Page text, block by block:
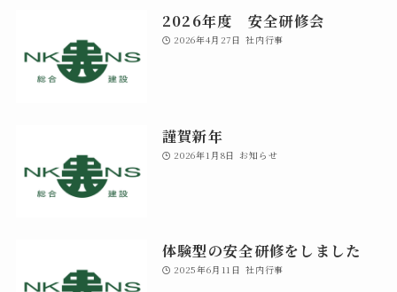
2026年度 安全研修会
2026年4月27日 社内行事
謹賀新年
2026年1月8日 お知らせ
体験型の安全研修をしました
2025年6月11日 社内行事